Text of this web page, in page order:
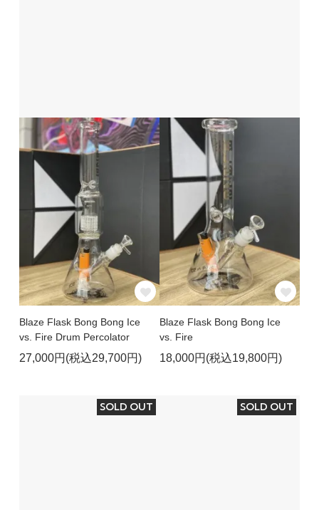
Blaze Flask Bong Bong Ice
vs. Fire Drum Percolator
27,000円(税込29,700円)
Blaze Flask Bong Bong Ice
vs. Fire
18,000円(税込19,800円)
SOLD OUT SOLD OUT